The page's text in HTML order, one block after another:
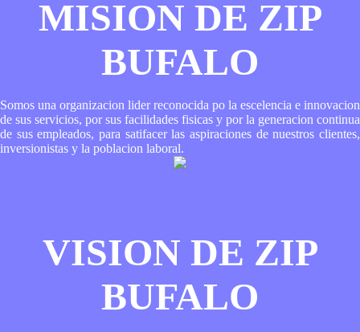
MISION DE ZIP
BUFALO
Somos una organizacion lider reconocida po la escelencia e innovacion
de sus servicios, por sus facilidades fisicas y por la generacion continua
de sus empleados, para satifacer las aspiraciones de nuestros clientes,
inversionistas y la poblacion laboral.
VISION DE ZIP
BUFALO